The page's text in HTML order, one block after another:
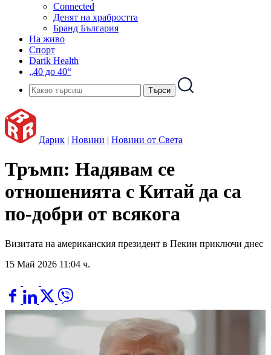
Connected
Денят на храбростта
Бранд България
На живо
Спорт
Darik Health
„40 до 40“
Дарик | Новини | Новини от Света
Тръмп: Надявам се
отношенията с Китай да са
по-добри от всякога
Визитата на американския президент в Пекин приключи днес
15 Май 2026 11:04 ч.